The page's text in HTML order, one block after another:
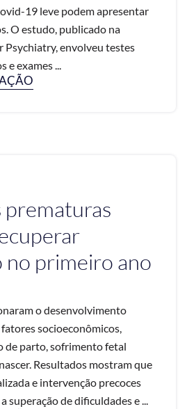
19 leve podem apresentar
O estudo, publicado na
Psychiatry, envolveu testes
e exames ...
prematuras
no primeiro ano
o desenvolvimento
socioeconômicos,
de parto, sofrimento fetal
Resultados mostram que
e intervenção precoces
superação de dificuldades e ...